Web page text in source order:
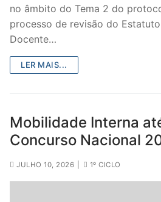
no âmbito do Tema 2 do
processo de revisão do
Docente…
LER MAIS...
Mobilidade Interna
Concurso Nacional
JULHO 10, 2026 1º CICLO